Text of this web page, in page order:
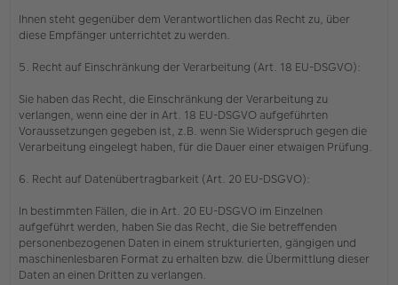
Ihnen steht gegenüber dem Verantwortlichen das Recht zu, über
diese Empfänger unterrichtet zu werden.
5. Recht auf Einschränkung der Verarbeitung (Art. 18 EU-DSGVO):
Sie haben das Recht, die Einschränkung der Verarbeitung zu
verlangen, wenn eine der in Art. 18 EU-DSGVO aufgeführten
Voraussetzungen gegeben ist, z.B. wenn Sie Widerspruch gegen die
Verarbeitung eingelegt haben, für die Dauer einer etwaigen Prüfung.
6. Recht auf Datenübertragbarkeit (Art. 20 EU-DSGVO):
In bestimmten Fällen, die in Art. 20 EU-DSGVO im Einzelnen
aufgeführt werden, haben Sie das Recht, die Sie betreffenden
personenbezogenen Daten in einem strukturierten, gängigen und
maschinenlesbaren Format zu erhalten bzw. die Übermittlung dieser
Daten an einen Dritten zu verlangen.